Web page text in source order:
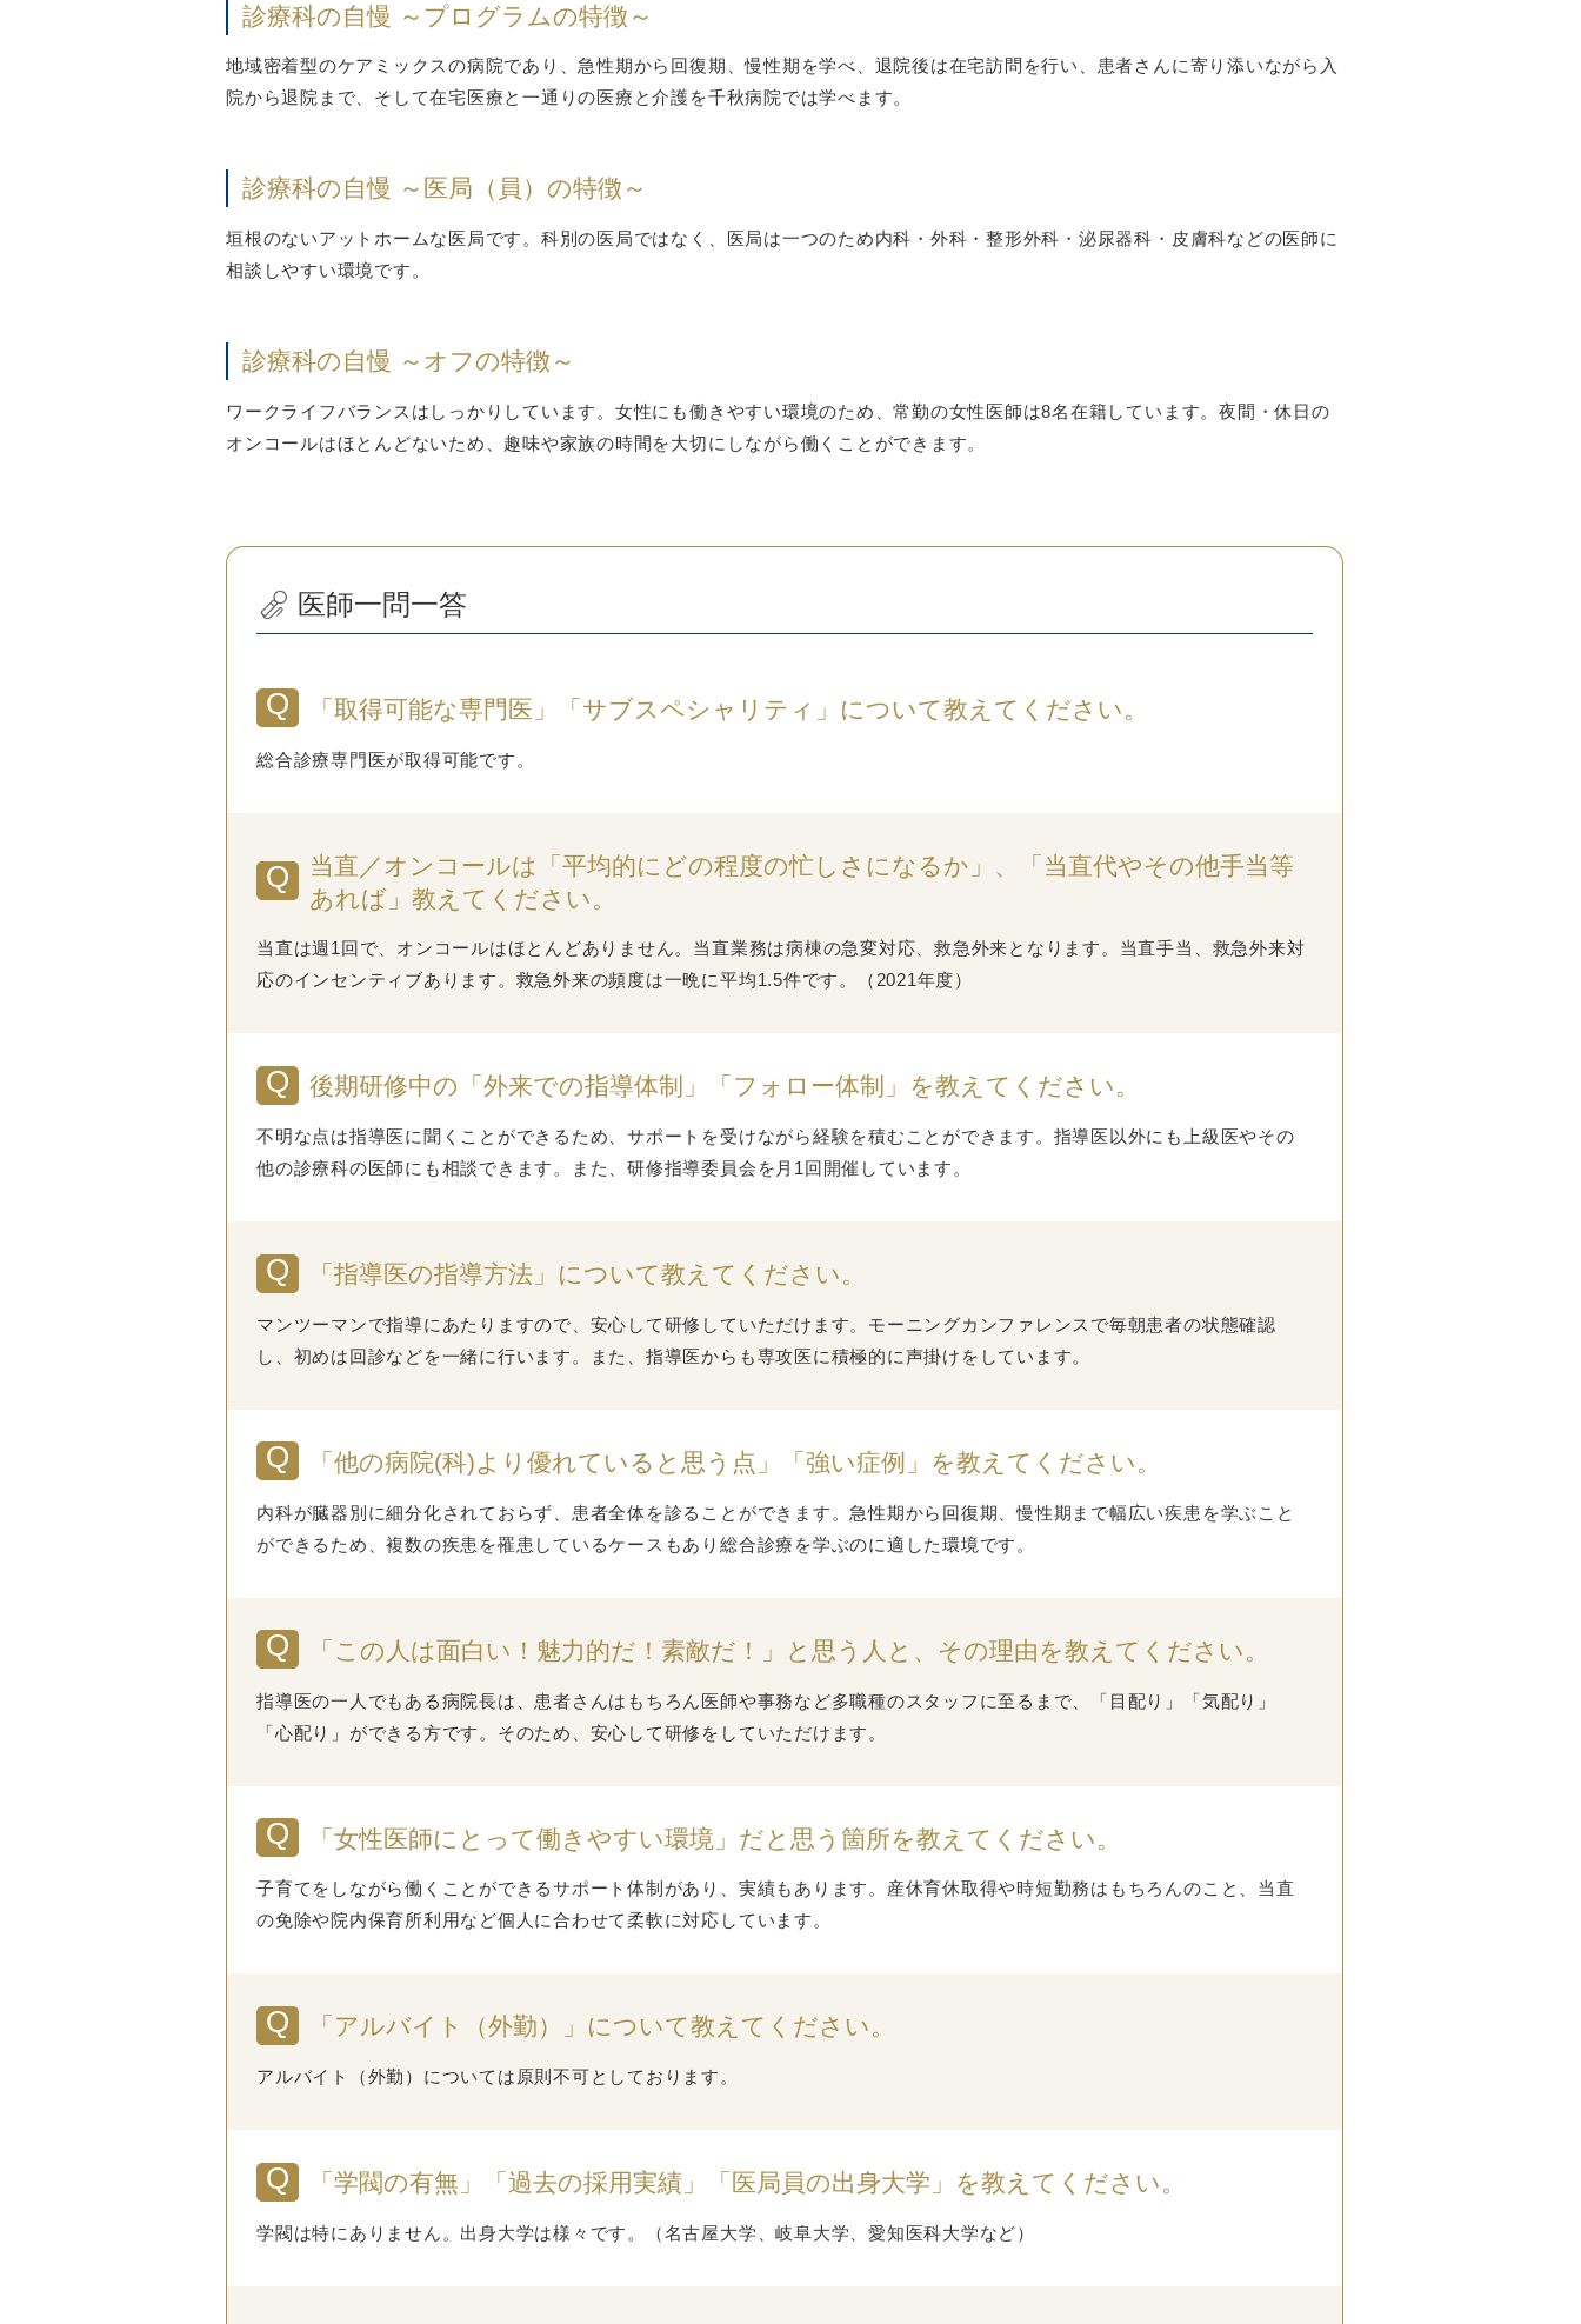
診療科の自慢 ～プログラムの特徴～
地域密着型のケアミックスの病院であり、急性期から回復期、慢性期を学べ、退院後は在宅訪問を行い、患者さんに寄り添いながら入
院から退院まで、そして在宅医療と一通りの医療と介護を千秋病院では学べます。
診療科の自慢 ～医局（員）の特徴～
垣根のないアットホームな医局です。科別の医局ではなく、医局は一つのため内科・外科・整形外科・泌尿器科・皮膚科などの医師に
相談しやすい環境です。
診療科の自慢 ～オフの特徴～
ワークライフバランスはしっかりしています。女性にも働きやすい環境のため、常勤の女性医師は8名在籍しています。夜間・休日の
オンコールはほとんどないため、趣味や家族の時間を大切にしながら働くことができます。
医師一問一答
「取得可能な専門医」「サブスペシャリティ」について教えてください。
総合診療専門医が取得可能です。
当直／オンコールは「平均的にどの程度の忙しさになるか」、「当直代やその他手当等
あれば」教えてください。
当直は週1回で、オンコールはほとんどありません。当直業務は病棟の急変対応、救急外来となります。当直手当、救急外来対
応のインセンティブあります。救急外来の頻度は一晩に平均1.5件です。（2021年度）
後期研修中の「外来での指導体制」「フォロー体制」を教えてください。
不明な点は指導医に聞くことができるため、サポートを受けながら経験を積むことができます。指導医以外にも上級医やその
他の診療科の医師にも相談できます。また、研修指導委員会を月1回開催しています。
「指導医の指導方法」について教えてください。
マンツーマンで指導にあたりますので、安心して研修していただけます。モーニングカンファレンスで毎朝患者の状態確認
し、初めは回診などを一緒に行います。また、指導医からも専攻医に積極的に声掛けをしています。
「他の病院(科)より優れていると思う点」「強い症例」を教えてください。
内科が臓器別に細分化されておらず、患者全体を診ることができます。急性期から回復期、慢性期まで幅広い疾患を学ぶこと
ができるため、複数の疾患を罹患しているケースもあり総合診療を学ぶのに適した環境です。
「この人は面白い！魅力的だ！素敵だ！」と思う人と、その理由を教えてください。
指導医の一人でもある病院長は、患者さんはもちろん医師や事務など多職種のスタッフに至るまで、「目配り」「気配り」
「心配り」ができる方です。そのため、安心して研修をしていただけます。
「女性医師にとって働きやすい環境」だと思う箇所を教えてください。
子育てをしながら働くことができるサポート体制があり、実績もあります。産休育休取得や時短勤務はもちろんのこと、当直
の免除や院内保育所利用など個人に合わせて柔軟に対応しています。
「アルバイト（外勤）」について教えてください。
アルバイト（外勤）については原則不可としております。
「学閥の有無」「過去の採用実績」「医局員の出身大学」を教えてください。
学閥は特にありません。出身大学は様々です。（名古屋大学、岐阜大学、愛知医科大学など）